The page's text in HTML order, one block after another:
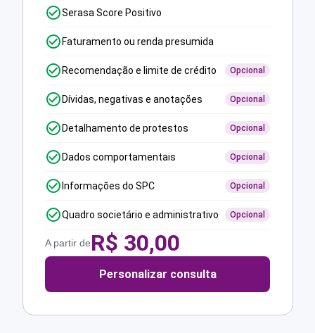
Serasa Score Positivo
Faturamento ou renda presumida
Recomendação e limite de crédito Opcional
Dívidas, negativas e anotações Opcional
Detalhamento de protestos Opcional
Dados comportamentais Opcional
Informações do SPC Opcional
Quadro societário e administrativo Opcional
A partir deR$ 30,00
Personalizar consulta